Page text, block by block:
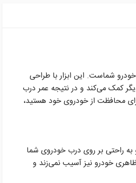
شماست. این ابزار با طراحی
کمک می‌کند و در نتیجه عمر درب
محافظت از خودروی خود هستید،
به راحتی بر روی درب خودروی شما
خودرو نیز آسیب نمی‌زند و